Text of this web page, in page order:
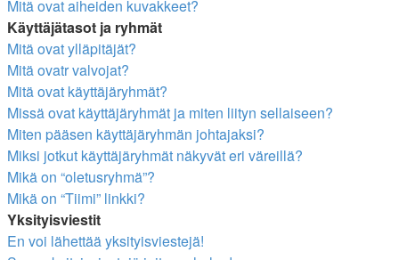
Mitä ovat aiheiden kuvakkeet?
Käyttäjätasot ja ryhmät
Mitä ovat ylläpitäjät?
Mitä ovatr valvojat?
Mitä ovat käyttäjäryhmät?
Missä ovat käyttäjäryhmät ja miten liityn sellaiseen?
Miten pääsen käyttäjäryhmän johtajaksi?
Miksi jotkut käyttäjäryhmät näkyvät eri väreillä?
Mikä on “oletusryhmä”?
Mikä on “Tiimi” linkki?
Yksityisviestit
En voi lähettää yksityisviestejä!